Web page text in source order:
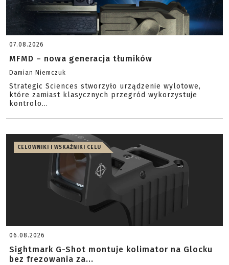
07.08.2026
MFMD – nowa generacja tłumików
Damian Niemczuk
Strategic Sciences stworzyło urządzenie wylotowe,
które zamiast klasycznych przegród wykorzystuje
kontrolo...
CELOWNIKI I WSKAŹNIKI CELU
06.08.2026
Sightmark G-Shot montuje kolimator na Glocku
bez frezowania za...